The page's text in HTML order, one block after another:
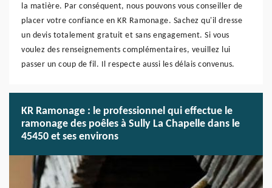
la matière. Par conséquent, nous pouvons vous conseiller de
placer votre confiance en KR Ramonage. Sachez qu'il dresse
un devis totalement gratuit et sans engagement. Si vous
voulez des renseignements complémentaires, veuillez lui
passer un coup de fil. Il respecte aussi les délais convenus.
KR Ramonage : le professionnel qui effectue le
ramonage des poêles à Sully La Chapelle dans le
45450 et ses environs